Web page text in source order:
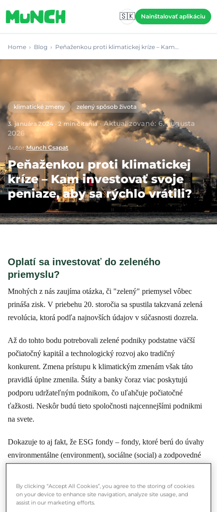
🇸🇰
Nainštalovať aplikáciu
Home › Blog › Peňaženkou proti klimatickej kríze – Kam…
klimatické zmeny zelený spôsob života
3. januára 2024 ·2 min čítania·Aktualizované: 6. augusta
2026
Autor:Munch Csapat
Peňaženkou proti klimatickej
kríze – Kam investovať svoje
peniaze, aby sa rýchlo vrátili?
Oplatí sa investovať do zeleného
priemyslu?
Mnohých z nás zaujíma otázka, či "zelený" priemysel vôbec
prináša zisk. V priebehu 20. storočia sa spustila takzvaná zelená
revolúcia, ktorá podľa najnovších údajov v súčasnosti dozrela.
Až do tohto bodu potrebovali zelené podniky podstatne väčší
počiatočný kapitál a technologický rozvoj ako tradičný
konkurent. Zmena prístupu k klimatickým zmenám však táto
pravidlá úplne zmenila. Štáty a banky čoraz viac poskytujú
podporu udržateľným podnikom, čo uľahčuje počiatočné
ťažkosti. Neskôr budú tieto spoločnosti najcennejšími podnikmi
na svete.
Dokazuje to aj fakt, že ESG fondy – fondy, ktoré berú do úvahy
environmentálne (environment), sociálne (social) a zodpovedné
prúdil do ESG fondov rekordný objem kapitálu, celkovo 128
miliárd forintov.
By clicking “Accept All Cookies”, you agree to the storing of cookies
on your device to enhance site navigation, analyze site usage, and
assist in our marketing efforts.